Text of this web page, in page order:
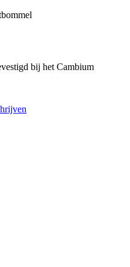
bij het Cambium